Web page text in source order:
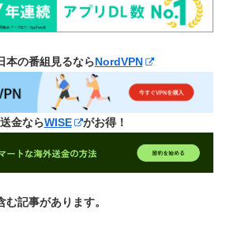
本の番組見るならNordVPN
金ならWISE がお得！
記事があります。